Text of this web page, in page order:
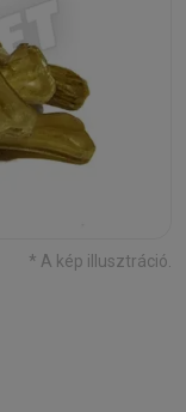
* A kép illusztráció.